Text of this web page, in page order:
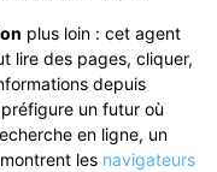
plus loin : cet agent
lire des pages, cliquer,
depuis
un futur où
en ligne, un
les navigateurs